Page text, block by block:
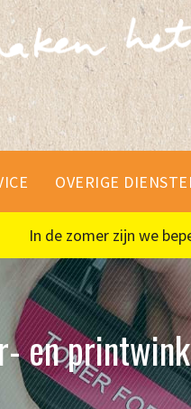
OVERIGE
In de zomer zijn we
en